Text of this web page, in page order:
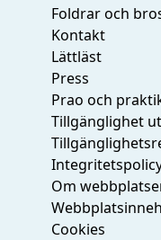
Foldrar och
Kontakt
Lättläst
Press
Prao och
Tillgänglighet
Om
Cookies